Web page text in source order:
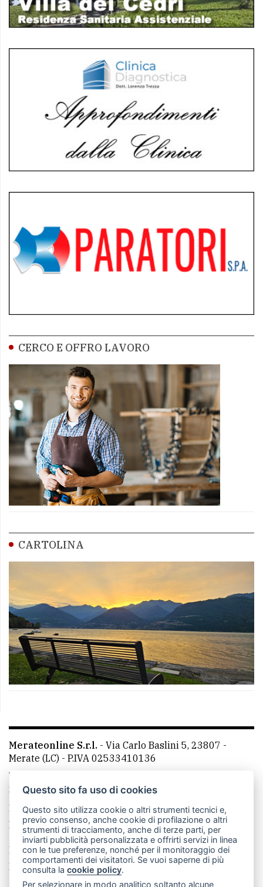
CERCO E OFFRO LAVORO
CARTOLINA
Merateonline S.r.l. - Via Carlo Baslini 5, 23807 -
Merate (LC) - P.IVA 02533410136
Telefono:
mail: redazione@leccoonline.com
La redazione
MerateOnline CasateOnline
RSS
Made by VIP
Privacy policy
Cookie policy
Rivedi le tue scelte sui cookie
Questo sito fa uso di cookies
Questo sito utilizza cookie o altri strumenti tecnici e,
previo consenso, anche cookie di profilazione o altri
strumenti di tracciamento, anche di terze parti, per
inviarti pubblicità personalizzata e offrirti servizi in linea
con le tue preferenze, nonché per il monitoraggio dei
comportamenti dei visitatori. Se vuoi saperne di più
consulta lacookie policy.
Per selezionare in modo analitico soltanto alcune